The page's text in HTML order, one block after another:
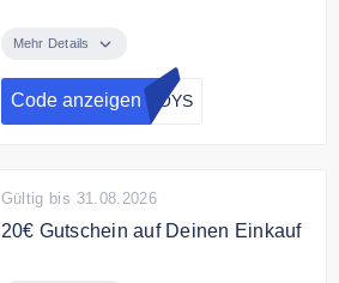
Rabatt auf Deine gesamte
Mehr Details
Code anzeigen BOYS
Gültig bis 31.08.2026
20€ Gutschein auf Deinen Einkauf